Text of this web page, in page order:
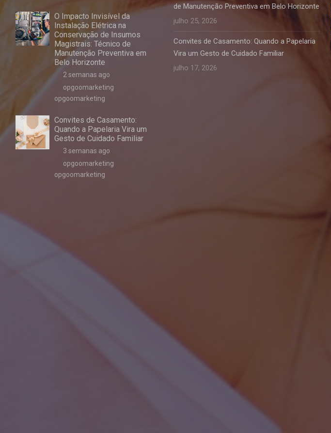
O Impacto Invisível da
Instalação Elétrica na
Conservação de Insumos
Magistrais: Técnico de
Manutenção Preventiva em
Belo Horizonte
2 semanas ago
opgoomarketing
opgoomarketing
Convites de Casamento:
Quando a Papelaria Vira um
Gesto de Cuidado Familiar
3 semanas ago
opgoomarketing
opgoomarketing
de Manutenção Preventiva em Belo Horizonte
julho 25, 2026
Convites de Casamento: Quando a Papelaria
Vira um Gesto de Cuidado Familiar
julho 17, 2026